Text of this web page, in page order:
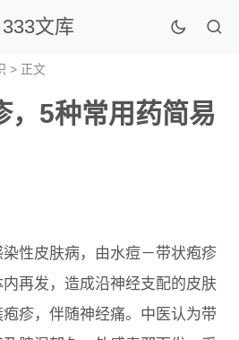
333文库
> 正文
，5种常用药简易
性皮肤病，由水痘－带状疱疹
再发，造成沿神经支配的皮肤
疹，伴随神经痛。中医认为带